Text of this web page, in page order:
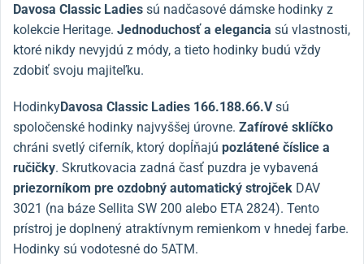
Davosa Classic Ladies sú nadčasové dámske hodinky z
kolekcie Heritage. Jednoduchosť a elegancia sú vlastnosti,
ktoré nikdy nevyjdú z módy, a tieto hodinky budú vždy
zdobiť svoju majiteľku.
HodinkyDavosa Classic Ladies 166.188.66.Vsú
spoločenské hodinky najvyššej úrovne. Zafírové sklíčko
chráni svetlý ciferník, ktorý dopĺňajú pozlátené číslice a
ručičky. Skrutkovacia zadná časť puzdra je vybavená
priezorníkom pre ozdobný automatický strojček DAV
3021 (na báze Sellita SW 200 alebo ETA 2824). Tento
prístroj je doplnený atraktívnym remienkom v hnedej farbe.
Hodinky sú vodotesné do 5ATM.